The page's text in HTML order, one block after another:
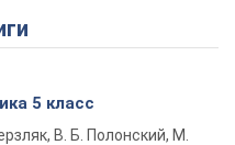
5 класс
В. Б. Полонский, М.